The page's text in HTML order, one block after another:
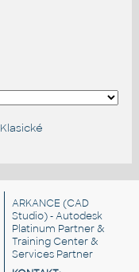
Klasické
ARKANCE (CAD
Studio) - Autodesk
Platinum Partner &
Training Center &
Services Partner